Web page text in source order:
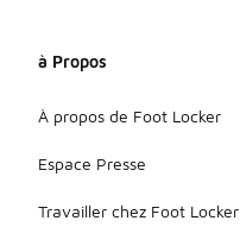
à Propos
À propos de Foot Locker
Espace Presse
Travailler chez Foot Locker